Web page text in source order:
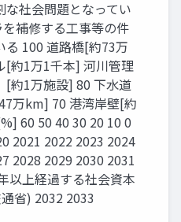
な社会問題となってい
補修する工事等の件
る 100 道路橋[約73万
[約1万1千本] 河川管理
[約1万施設] 80 下水道
万km] 70 港湾岸壁[約
60 50 40 30 20 10 0
2021 2022 2023 2024
2028 2029 2030 2031
以上経過する社会資本
省) 2032 2033